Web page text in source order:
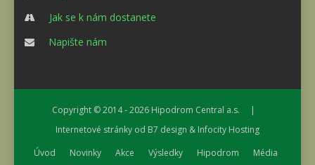
Jak se k nám dostanete
Napište nám
Copyright © 2014 - 2026 Hipodrom Central a.s. |
Internetové stránky od B7 design & Infocity Hosting
Úvod
Novinky Akce Výsledky Hipodrom
Média